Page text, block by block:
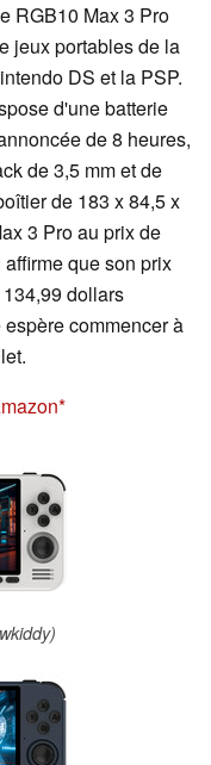
RGB10 Max 3 Pro
jeux portables de la
DS et la PSP.
d'une batterie
de 8 heures,
de 3,5 mm et de
de 183 x 84,5 x
3 Pro au prix de
que son prix
dollars
commencer à